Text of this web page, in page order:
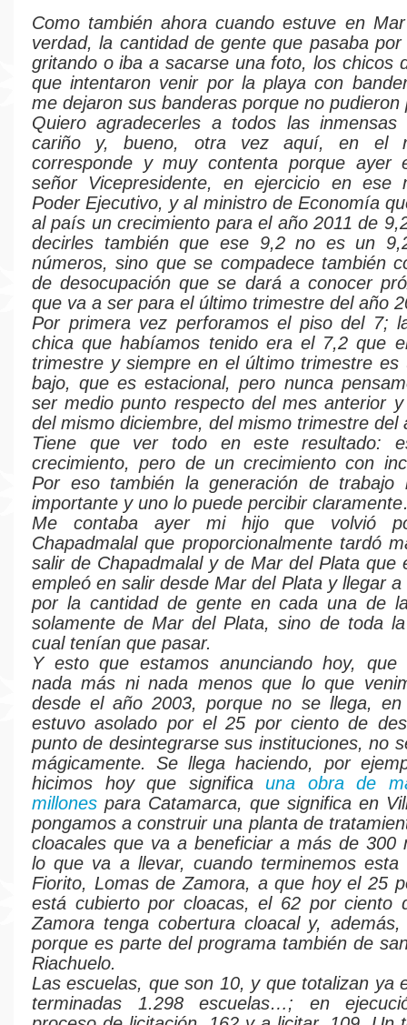
Como también ahora cuando estuve en
verdad, la cantidad de gente que pasaba por
gritando o iba a sacarse una foto, los chicos
que intentaron venir por la playa con
me dejaron sus banderas porque no pudieron
Quiero agradecerles a todos las inmensas
cariño y, bueno, otra vez aquí, en el
corresponde y muy contenta porque ayer
señor Vicepresidente, en ejercicio en ese
Poder Ejecutivo, y al ministro de Economía
al país un crecimiento para el año 2011 de
decirles también que ese 9,2 no es un
números, sino que se compadece también
de desocupación que se dará a conocer
que va a ser para el último trimestre del año
Por primera vez perforamos el piso del 7;
chica que habíamos tenido era el 7,2 que
trimestre y siempre en el último trimestre es
bajo, que es estacional, pero nunca
ser medio punto respecto del mes anterior
del mismo diciembre, del mismo trimestre del
Tiene que ver todo en este resultado:
crecimiento, pero de un crecimiento con
Por eso también la generación de trabajo
importante y uno lo puede percibir
Me contaba ayer mi hijo que volvió
Chapadmalal que proporcionalmente tardó
salir de Chapadmalal y de Mar del Plata que
empleó en salir desde Mar del Plata y llegar a
por la cantidad de gente en cada una de
solamente de Mar del Plata, sino de toda
cual tenían que pasar.
Y esto que estamos anunciando hoy, que
nada más ni nada menos que lo que
desde el año 2003, porque no se llega,
estuvo asolado por el 25 por ciento de
punto de desintegrarse sus instituciones, no
mágicamente. Se llega haciendo, por
hicimos hoy que significauna obra de
millones para Catamarca, que significa en
pongamos a construir una planta de
cloacales que va a beneficiar a más de 300
lo que va a llevar, cuando terminemos esta
Fiorito, Lomas de Zamora, a que hoy el 25
está cubierto por cloacas, el 62 por ciento
Zamora tenga cobertura cloacal y, además,
porque es parte del programa también de
Riachuelo.
Las escuelas, que son 10, y que totalizan ya
terminadas 1.298 escuelas…; en